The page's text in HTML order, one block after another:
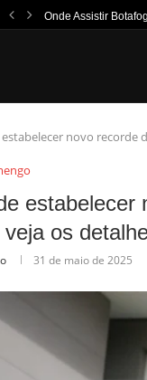
Onde Assistir
novo recorde
os
31 de maio de 2025